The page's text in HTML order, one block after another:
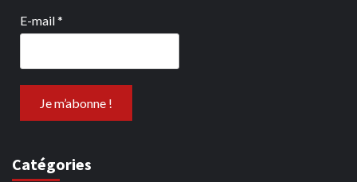
E-mail*
Catégories